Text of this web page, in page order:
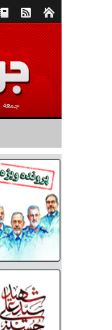
جمعه ۱۶ مرداد ۱۴۰۵ -